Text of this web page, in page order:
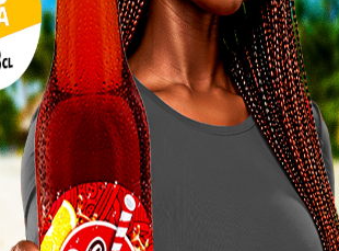
et bien-être animal, a été élu
Vétérinaires Diplômés de l’ISMA-UK. À
de vice-président. KAKASSINA Fernand
Béatrice au poste de secrétaire
la trésorerie, avec KATCHALE Magnim